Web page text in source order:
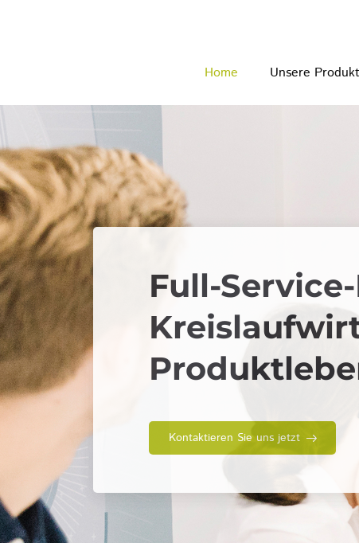
Unsere
Full-
Kontaktieren Sie uns jetzt